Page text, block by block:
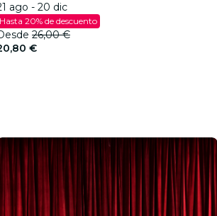
ago - 20 dic
Hasta 20% de descuento
26,00 €
€